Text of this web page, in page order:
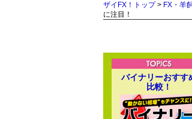
ザイFX！トップ> FX・羊
に注目！
バイナリーおすす
比較！